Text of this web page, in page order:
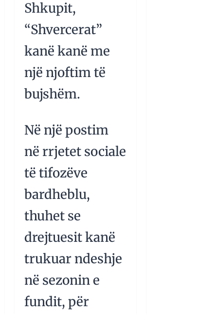
Shkupit,
“Shvercerat”
kanë kanë me
një njoftim të
bujshëm.
Në një postim
në rrjetet sociale
të tifozëve
bardheblu,
thuhet se
drejtuesit kanë
trukuar ndeshje
në sezonin e
fundit, për